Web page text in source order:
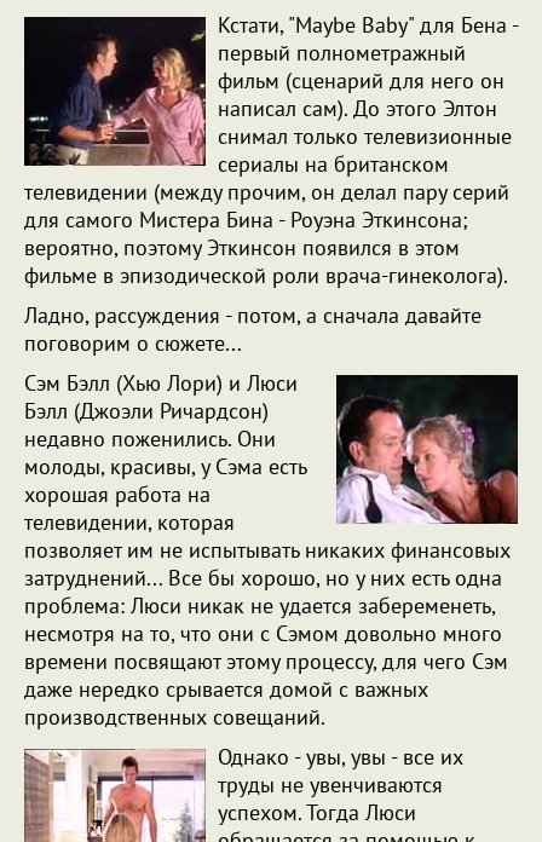
Кстати, "Maybe Baby" для Бена -
первый полнометражный
фильм (сценарий для него он
написал сам). До этого Элтон
снимал только телевизионные
сериалы на британском
телевидении (между прочим, он делал пару серий
для самого Мистера Бина - Роуэна Эткинсона;
вероятно, поэтому Эткинсон появился в этом
фильме в эпизодической роли врача-гинеколога).
Ладно, рассуждения - потом, а сначала давайте
поговорим о сюжете...
Сэм Бэлл (Хью Лори) и Люси
Бэлл (Джоэли Ричардсон)
недавно поженились. Они
молоды, красивы, у Сэма есть
хорошая работа на
телевидении, которая
позволяет им не испытывать никаких финансовых
затруднений... Все бы хорошо, но у них есть одна
проблема: Люси никак не удается забеременеть,
несмотря на то, что они с Сэмом довольно много
времени посвящают этому процессу, для чего Сэм
даже нередко срывается домой с важных
производственных совещаний.
Однако - увы, увы - все их
труды не увенчиваются
успехом. Тогда Люси